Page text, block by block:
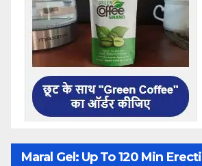
Maral Gel: Up To 120 Min